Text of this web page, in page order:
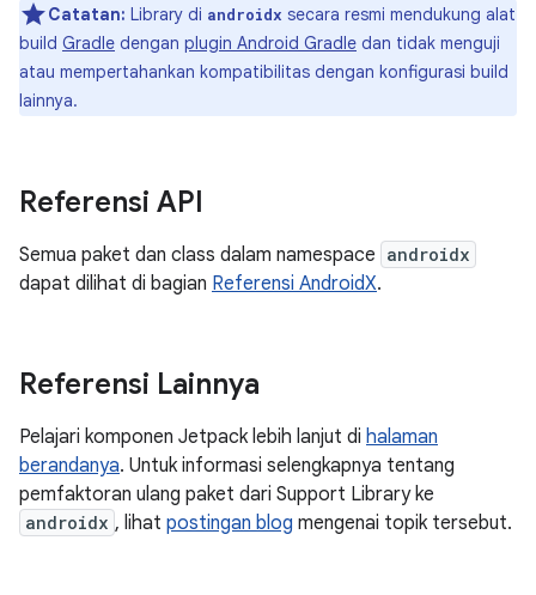
Catatan: Library di androidx secara resmi mendukung alat
build Gradle dengan plugin Android Gradle dan tidak menguji
atau mempertahankan kompatibilitas dengan konfigurasi build
lainnya.
Referensi API
Semua paket dan class dalam namespace androidx
dapat dilihat di bagian Referensi AndroidX.
Referensi Lainnya
Pelajari komponen Jetpack lebih lanjut di halaman
berandanya. Untuk informasi selengkapnya tentang
pemfaktoran ulang paket dari Support Library ke
androidx , lihat postingan blog mengenai topik tersebut.